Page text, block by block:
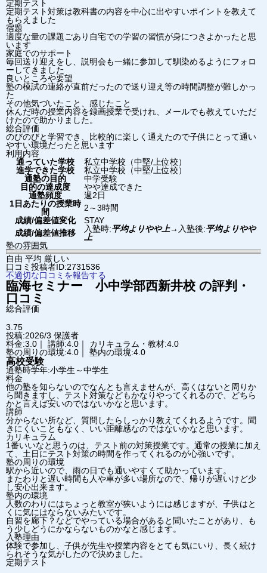
定期テスト
定期テスト対策は教科書の内容を中心に出やすいポイントを教えて
もらえました
宿題
適度な量の課題ごあり自宅での学習の習慣が身につきよかったと思
います
家庭でのサポート
毎回送り迎えをし、説明会も一緒に参加して馴染めるようにフォロ
ーしてきました
良いところや要望
塾の模試の連絡が直前だったので送り迎え等の時間調整が難しかっ
た
その他気づいたこと、感じたこと
休んだ時の授業内容を録画授業で受けれ、メールでも教えていただ
けたので助かりました。
総合評価
のびのびと学習でき、比較的に楽しく通えたので子供にとって通い
やすい環境だったと思います
利用内容
通っていた学校
私立中学校（中堅/上位校）
進学できた学校
私立中学校（中堅/上位校）
通塾の目的
中学受験
目的の達成度
やや達成できた
通塾頻度
週2日
1日あたりの授業時
間
2～3時間
成績/偏差値変化
STAY
成績/偏差値推移
入塾時:平均よりやや上→ 入塾後:平均よりやや
上
塾の雰囲気
自由 平均 厳しい
口コミ投稿者ID:2731536
不適切な口コミを報告する
臨海セミナー 小中学部西新井校 の評判・
口コミ
総合評価
3.75
投稿:2026/3 保護者
料金:3.0｜ 講師:4.0｜ カリキュラム・教材:4.0
塾の周りの環境:4.0｜ 塾内の環境:4.0
高校受験
通塾時学年:小学生～中学生
料金
他の塾を知らないのでなんとも言えませんが、高くはないと周りか
ら聞きますし、テスト対策などもかなりやってくれるので、どちら
かと言えば安いのではないかなと思います。
講師
分からない所など、質問したらしっかり教えてくれるようです。聞
きにくいこともなく、いい距離感なのではないかなと思います。
カリキュラム
1番いいなと思うのは、テスト前の対策授業です。通常の授業に加え
て、土日にテスト対策の時間を作ってくれるのが心強いです。
塾の周りの環境
駅から近いので、雨の日でも通いやすくて助かっています。
またわりと遅い時間も人や車が多い場所なので、帰りが遅いけど少
し安心出来ます。
塾内の環境
人数のわりにはちょっと教室が狭いようには感じますが、子供はと
くに気にはならないみたいです。
自習を廊下？などでやっている場合があると聞いたことがあり、も
う少しどうにかならないものかなと感じます。
入塾理由
体験で参加し、子供が先生や授業内容をとても気にいり、長く続け
られそうな気がしたので決めました。
定期テスト